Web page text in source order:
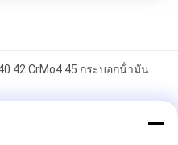
42 CrMo4 45 กระบอกน้ํามัน
Barrel Barrel Forging